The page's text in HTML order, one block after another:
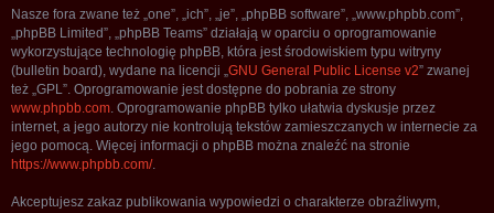
Nasze fora zwane też „one”, „ich”, „je”, „phpBB software”, „www.phpbb.com”,
„phpBB Limited”, „phpBB Teams” działają w oparciu o oprogramowanie
wykorzystujące technologię phpBB, która jest środowiskiem typu witryny
(bulletin board), wydane na licencji „ GNU General Public License v2” zwanej
też „GPL”. Oprogramowanie jest dostępne do pobrania ze strony
www.phpbb.com . Oprogramowanie phpBB tylko ułatwia dyskusje przez
internet, a jego autorzy nie kontrolują tekstów zamieszczanych w internecie za
jego pomocą. Więcej informacji o phpBB można znaleźć na stronie
https://www.phpbb.com/.
Akceptujesz zakaz publikowania wypowiedzi o charakterze obraźliwym,